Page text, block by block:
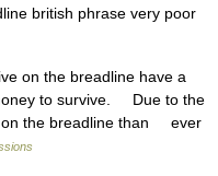
british phrase very poor
on the breadline have a
to survive. Due to the
on the breadline than ever